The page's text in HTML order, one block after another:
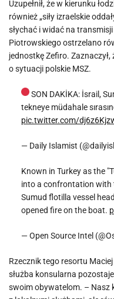
Uzupełnił, że w kierunku
również „siły izraelskie
słychać i widać na
Piotrowskiego ostrzelano
jednostkę Zefiro.
o sytuacji polskie MSZ.
SON DAKİKA: İsrail,
tekneye müdahale
pic.twitter.com/
— Daily Islamist
Known in Turkey as the
into a confrontation with
Sumud flotilla vessel
opened fire on the boat.
— Open Source Intel
Rzecznik tego resortu
służba konsularna
swoim obywatelom. – Nasz